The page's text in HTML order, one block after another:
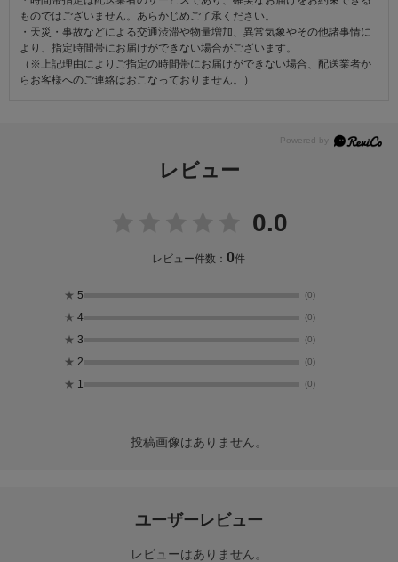
ものではございません。あらかじめご了承ください。
・天災・事故などによる交通渋滞や物量増加、異常気象やその他諸事情に
より、指定時間帯にお届けができない場合がございます。
（※上記理由によりご指定の時間帯にお届けができない場合、配送業者か
らお客様へのご連絡はおこなっておりません。）
レビュー
0.0
レビュー件数：0件
★ 5 (0)
★ 4 (0)
★ 3 (0)
★ 2 (0)
★ 1 (0)
投稿画像はありません。
ユーザーレビュー
レビューはありません。